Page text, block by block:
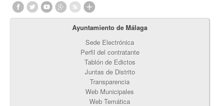
Ayuntamiento de Málaga
Sede Electrónica
Perfil del contratante
Tablón de Edictos
Juntas de Distrito
Transparencia
Web Municipales
Web Temática